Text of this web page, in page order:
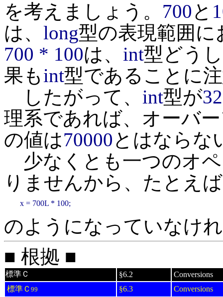
を考えましょう。 700と
は、 long型の表現範囲
700 * 100は、 int型どう
果もint型であることに
したがって、 int型が
理系であれば、オーバ
の値は70000とはならな
少なくとも一つのオ
りませんから、たとえば
x = 700L * 100;
のようになっていなけ
■ 根拠 ■
標準Ｃ §6.2
Conversions
標準Ｃ 99 §6.3
Conversions